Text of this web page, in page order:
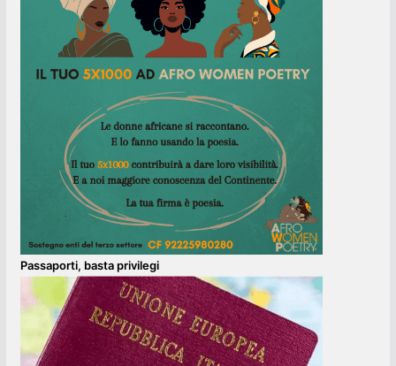
Passaporti, basta privilegi